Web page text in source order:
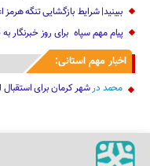
ببینید| شرایط بازگشایی تنگه هرمز
پیام مهم ‌سپاه ‌ برای روز خبرنگار
اخبار مهم استانی:
محمد درشهر کرمان برای